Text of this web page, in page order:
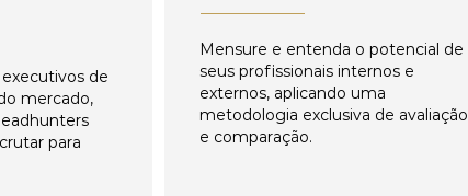
de
mercado,
para
Mensure e entenda o potencial de
seus profissionais internos e
externos, aplicando uma
metodologia exclusiva de avaliação
e comparação.